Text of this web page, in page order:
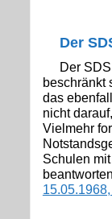
Der
Der
beschränkt
das
nicht
Vielmehr
Schulen
15.05.1968,